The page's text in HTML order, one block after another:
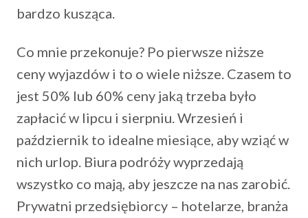
bardzo kusząca.
Co mnie przekonuje? Po pierwsze niższe
ceny wyjazdów i to o wiele niższe. Czasem to
jest 50% lub 60% ceny jaką trzeba było
zapłacić w lipcu i sierpniu. Wrzesień i
październik to idealne miesiące, aby wziąć w
nich urlop. Biura podróży wyprzedają
wszystko co mają, aby jeszcze na nas zarobić.
Prywatni przedsiębiorcy – hotelarze, branża